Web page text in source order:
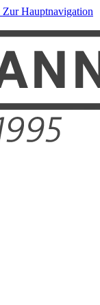
Zur Hauptnavigation